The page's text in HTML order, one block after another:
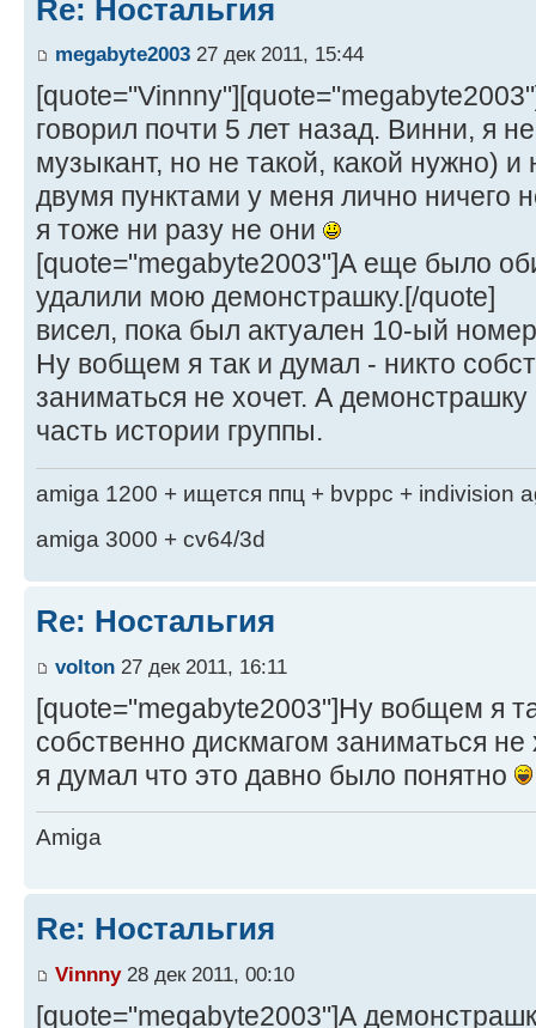
Re: Ностальгия
megabyte2003 27 дек 2011, 15:44
говорил почти 5 лет назад. Винни, я
музыкант, но не такой, какой нужно)
двумя пунктами у меня лично ничего
я тоже ни разу не они
[quote="megabyte2003"]А еще было
удалили мою демонстрашку.[/quote]
висел, пока был актуален 10-ый
Ну вобщем я так и думал - никто
заниматься не хочет. А
часть истории группы.
amiga 1200 + ищется ппц + bvppc + indivision
amiga 3000 + cv64/3d
Re: Ностальгия
volton 27 дек 2011, 16:11
[quote="megabyte2003"]Ну вобщем я
собственно дискмагом заниматься не
я думал что это давно было понятно
Amiga
Re: Ностальгия
Vinnny28 дек 2011, 00:10
[quote="megabyte2003"]А